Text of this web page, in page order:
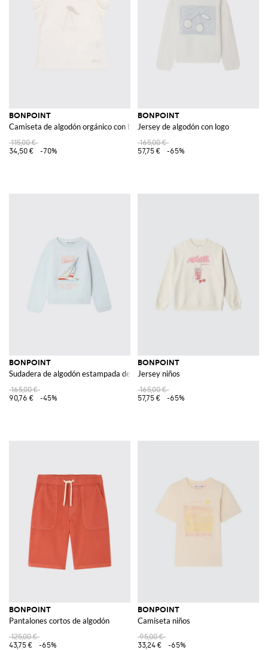
BONPOINT
Camiseta de algodón orgánico con bordados
115,00 €
34,50 €
-70%
BONPOINT
Jersey de algodón con logo
165,00 €
57,75 €
-65%
BONPOINT
Sudadera de algodón estampada de cuello redondo
165,00 €
90,76 €
-45%
BONPOINT
Jersey niños
165,00 €
57,75 €
-65%
BONPOINT
Pantalones cortos de algodón
125,00 €
43,75 €
-65%
BONPOINT
Camiseta niños
95,00 €
33,24 €
-65%